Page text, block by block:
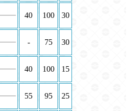
40 100 30
- 75 30
40 100 15
55 95 25